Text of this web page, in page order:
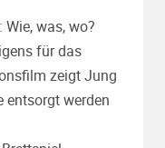
was, wo?
für das
zeigt Jung
entsorgt werden